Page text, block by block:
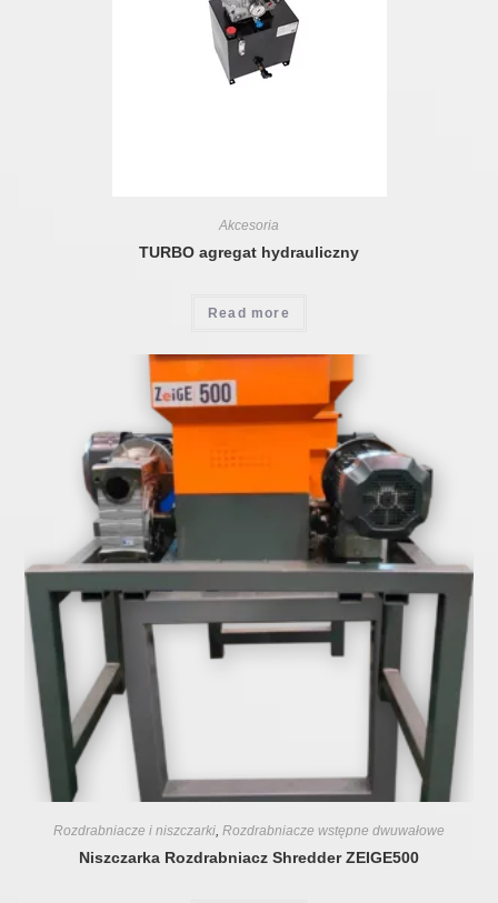
Akcesoria
TURBO agregat hydrauliczny
Read more
Rozdrabniacze i niszczarki, Rozdrabniacze wstępne dwuwałowe
Niszczarka Rozdrabniacz Shredder ZEIGE500